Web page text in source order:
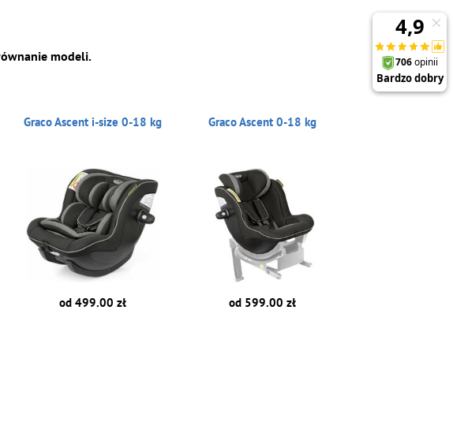
modeli.
Graco Ascent i-size 0-18 kg
od 499.00 zł
Graco Ascent 0-18 kg
od 599.00 zł